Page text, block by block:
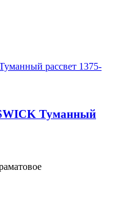
рассвет 1375-
Туманный